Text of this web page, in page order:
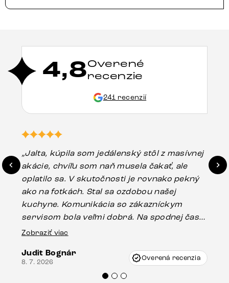
4,8Overené
recenzie
241 recenzií
„Jalta, kúpila som jedálenský stôl z masívnej
akácie, chvíľu som naň musela čakať, ale
oplatilo sa. V skutočnosti je rovnako pekný
ako na fotkách. Stal sa ozdobou našej
kuchyne. Komunikácia so zákazníckym
servisom bola veľmi dobrá. Na spodnej časti
stola bolo malé poškodenie, pravdepodobne
Vincze pri riešení mojej záležitosti pristúpili
veľmi korektne. Odporúčam produkty Delife
Zobraziť viac
Judit Bognár
8. 7. 2026 Overená recenzia